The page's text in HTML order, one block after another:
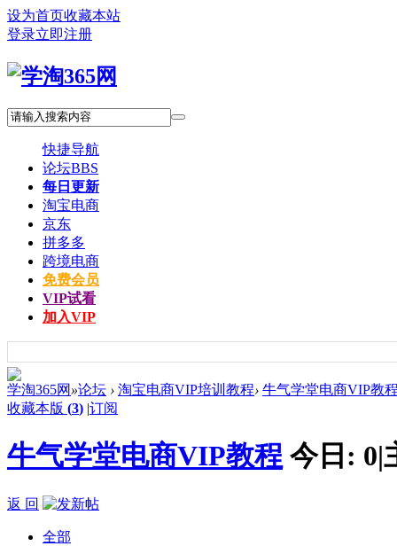
设为首页收藏本站
登录立即注册
快捷导航
论坛BBS
每日更新
淘宝电商
京东
拼多多
跨境电商
免费会员
VIP试看
加入VIP
学淘365网 »论坛 › 淘宝电商VIP培训教程› 牛气学堂电商VIP教
收藏本版 (3) |订阅
牛气学堂电商VIP教程 今日: 0|
返 回
全部